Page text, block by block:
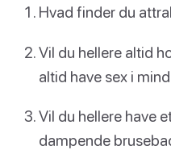
Hvad finder du
Vil du hellere altid
altid have sex i
Vil du hellere have
dampende